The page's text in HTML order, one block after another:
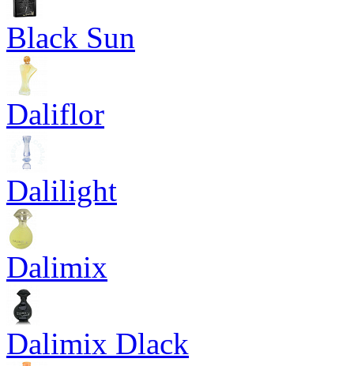
Black Sun
Daliflor
Dalilight
Dalimix
Dalimix Dlack